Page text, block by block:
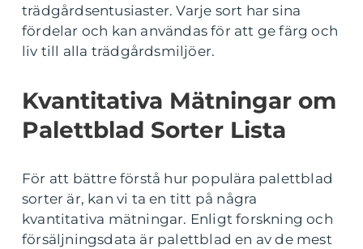
trädgårdsentusiaster. Varje sort har sina
fördelar och kan användas för att ge färg och
liv till alla trädgårdsmiljöer.
Kvantitativa Mätningar om
Palettblad Sorter Lista
För att bättre förstå hur populära palettblad
sorter är, kan vi ta en titt på några
kvantitativa mätningar. Enligt forskning och
försäljningsdata är palettblad en av de mest